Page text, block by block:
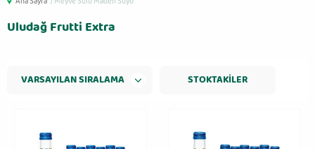
Uludağ Frutti Extra
STOKTAKILER